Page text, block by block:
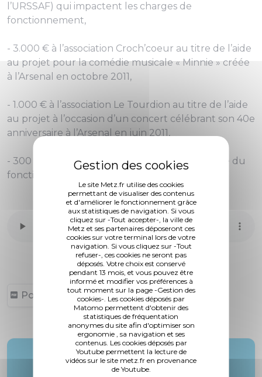
Le site Metz.fr utilise des cookies
permettant de visualiser des contenus
et d'améliorer le fonctionnement grâce
aux statistiques de navigation. Si vous
cliquez sur -Tout accepter-, la ville de
Metz et ses partenaires déposeront ces
cookies sur votre terminal lors de votre
navigation. Si vous cliquez sur -Tout
refuser-, ces cookies ne seront pas
déposés. Votre choix est conservé
pendant 13 mois, et vous pouvez être
informé et modifier vos préférences à
tout moment sur la page -Gestion des
cookies-. Les cookies déposés par
Matomo permettent d'obtenir des
statistiques de fréquentation
anonymes du site afin d'optimiser son
ergonomie , sa navigation et ses
contenus. Les cookies déposés par
Youtube permettent la lecture de
vidéos sur le site metz.fr en provenance
de Youtube.
l’URSSAF) qui impactent les charges de
fonctionnement,
- 3.000 € à l’association Croch’coeur au titre de l’aide
au projet pour la comédie musicale « Minnie » créée
à l’Arsenal en octobre 2011,
- 1.000 € à l’association Le Tourdion au titre de l’aide
au projet à l’occasion d’un concert célébrant son 40e
anniversaire à l’Arsenal en juin 2011,
- 300 € au Comité SOS Racisme Moselle au titre du
fonctionnement pour l’exercice 2011.
Point 19 (136,69 ko, publié le 18/02/2013)
Rapporteur :
Mme. Saadi